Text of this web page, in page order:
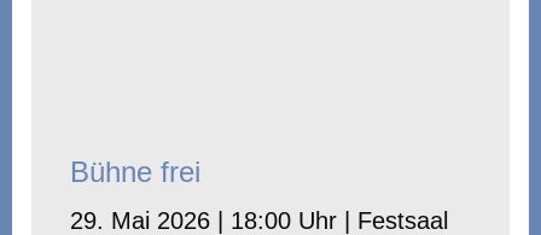
Bühne frei
29. Mai 2026 | 18:00 Uhr | Festsaal